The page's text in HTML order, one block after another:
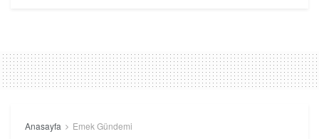
Anasayfa Emek Gündemi